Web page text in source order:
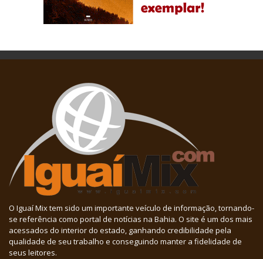
O Iguaí Mix tem sido um importante veículo de informação, tornando-
se referência como portal de notícias na Bahia. O site é um dos mais
acessados do interior do estado, ganhando credibilidade pela
qualidade de seu trabalho e conseguindo manter a fidelidade de
seus leitores.